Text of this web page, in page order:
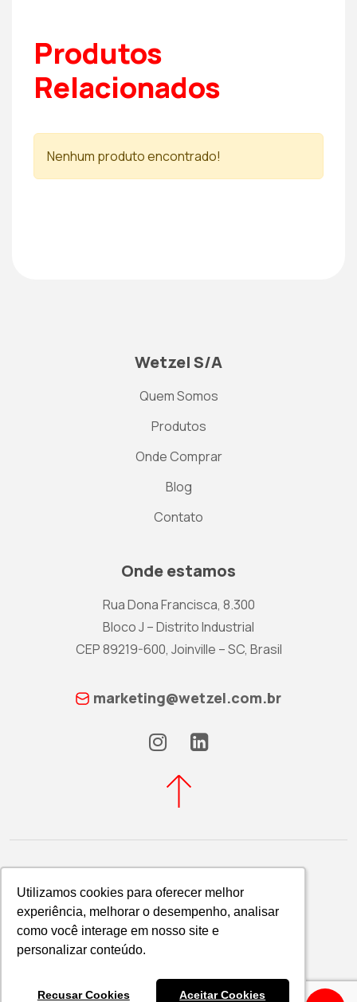
Utilizamos cookies para oferecer melhor
experiência, melhorar o desempenho, analisar
como você interage em nosso site e
personalizar conteúdo.
Recusar Cookies Aceitar Cookies
Utilizamos cookies para oferecer melhor
experiência, melhorar o desempenho, analisar
como você interage em nosso site e
personalizar conteúdo.
Recusar Cookies Aceitar Cookies
Produtos
Relacionados
Nenhum produto encontrado!
Wetzel S/A
Quem Somos
Produtos
Onde Comprar
Blog
Contato
Onde estamos
Rua Dona Francisca, 8.300
Bloco J – Distrito Industrial
CEP 89219-600, Joinville – SC, Brasil
marketing@wetzel.com.br
Política de Privacidade
WETZEL S/A © 2026